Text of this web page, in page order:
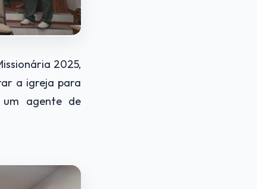
2025,
a igreja para
um agente de